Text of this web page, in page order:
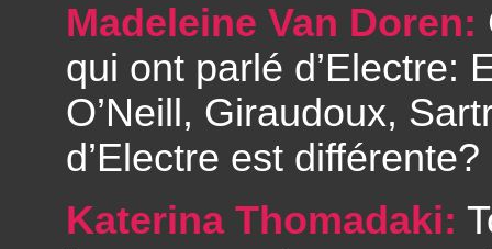
Madeleine Van Doren:
qui ont parlé d’Electre:
O’Neill, Giraudoux,
d’Electre est différente?
Katerina Thomadaki: